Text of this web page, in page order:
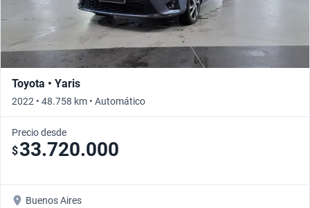
Toyota • Yaris
2022 • 48.758 km • Automático
Precio desde
$33.720.000
Buenos Aires